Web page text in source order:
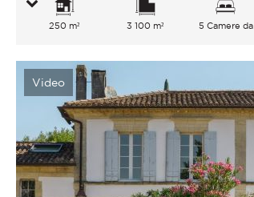
250 m² 3 100 m²
5 Camere da
Video